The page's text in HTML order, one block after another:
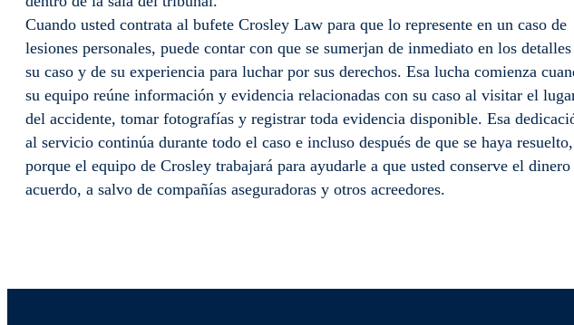
Cuando usted contrata al bufete Crosley Law para que lo represente en un caso de
lesiones personales, puede contar con que se sumerjan de inmediato en los
su caso y de su experiencia para luchar por sus derechos. Esa lucha comienza
su equipo reúne información y evidencia relacionadas con su caso al visitar el
del accidente, tomar fotografías y registrar toda evidencia disponible. Esa
al servicio continúa durante todo el caso e incluso después de que se haya resuelto,
porque el equipo de Crosley trabajará para ayudarle a que usted conserve el dinero
acuerdo, a salvo de compañías aseguradoras y otros acreedores.